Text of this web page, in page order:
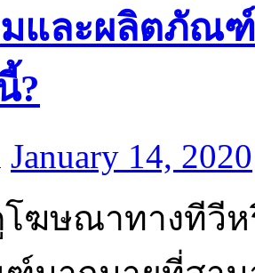
และผลิตภัณ
?
January 14, 2020
ฆษณาทางทีวีห